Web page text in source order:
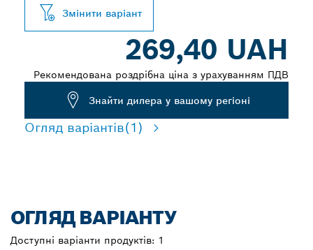
Змінити варіант
269,40 UAH
Рекомендована роздрібна ціна з урахуванням ПДВ
Знайти дилера у вашому регіоні
Огляд варіантів(1)
ОГЛЯД ВАРІАНТУ
Доступні варіанти продуктів: 1